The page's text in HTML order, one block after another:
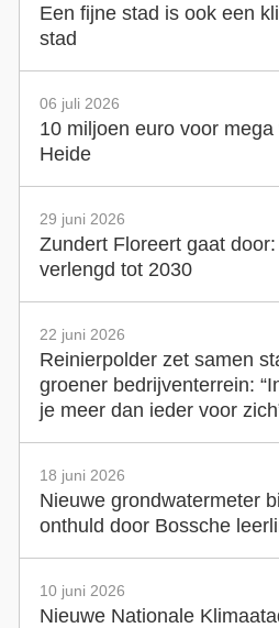
Een fijne stad is ook een
stad
06 juli 2026
10 miljoen euro voor
Heide
29 juni 2026
Zundert Floreert gaat
verlengd tot 2030
22 juni 2026
Reinierpolder zet samen
groener bedrijventerrein:
je meer dan ieder voor
18 juni 2026
Nieuwe grondwatermeter
onthuld door Bossche
10 juni 2026
Nieuwe Nationale